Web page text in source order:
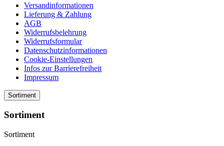
Versandinformationen
Lieferung & Zahlung
AGB
Widerrufsbelehrung
Widerrufsformular
Datenschutzinformationen
Cookie-Einstellungen
Infos zur Barrierefreiheit
Impressum
Sortiment
Sortiment
Sortiment